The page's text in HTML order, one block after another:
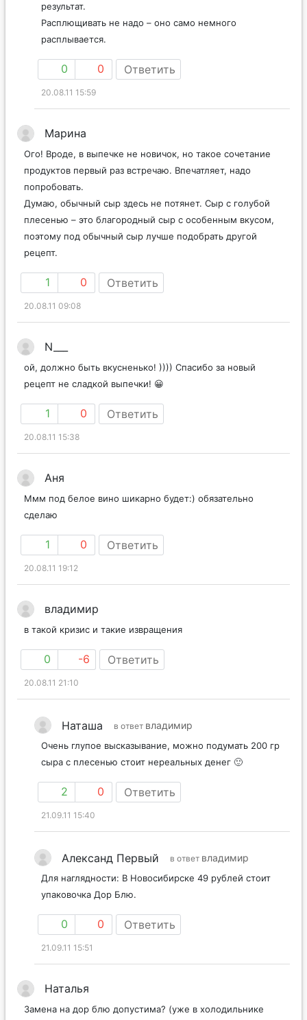
результат.
Расплющивать не надо – оно само немного
расплывается.
0 0 Ответить
20.08.11 15:59
Марина
Ого! Вроде, в выпечке не новичок, но такое сочетание
продуктов первый раз встречаю. Впечатляет, надо
попробовать.
Думаю, обычный сыр здесь не потянет. Сыр с голубой
плесенью – это благородный сыр с особенным вкусом,
поэтому под обычный сыр лучше подобрать другой
рецепт.
1 0 Ответить
20.08.11 09:08
N___
ой, должно быть вкусненько! )))) Спасибо за новый
рецепт не сладкой выпечки! 😀
1 0 Ответить
20.08.11 15:38
Аня
Ммм под белое вино шикарно будет:) обязательно
сделаю
1 0 Ответить
20.08.11 19:12
владимир
в такой кризис и такие извращения
0 -6 Ответить
20.08.11 21:10
Наташа в ответ владимир
Очень глупое высказывание, можно подумать 200 гр
сыра с плесенью стоит нереальных денег 🙂
2 0 Ответить
21.09.11 15:40
Александ Первый в ответ владимир
Для наглядности: В Новосибирске 49 рублей стоит
упаковочка Дор Блю.
0 0 Ответить
21.09.11 15:51
Наталья
Замена на дор блю допустима? (уже в холодильнике